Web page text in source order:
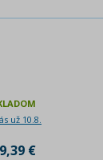
už 10.8.
€